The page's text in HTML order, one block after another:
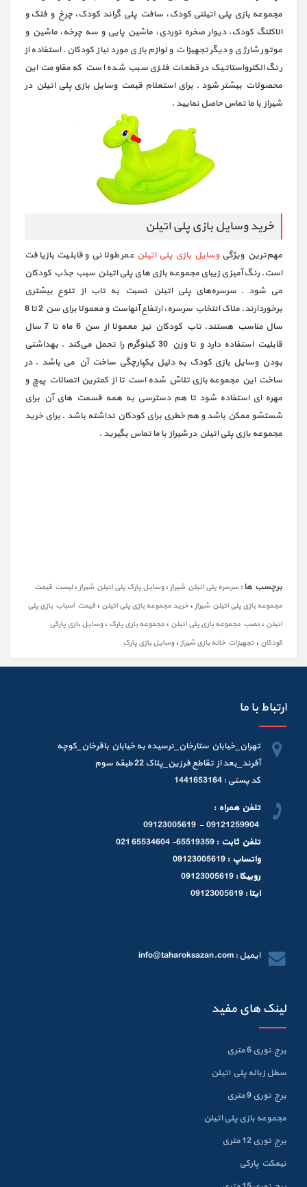
مجموعه بازی پلی اتیلنی کودک، سافت پلی گراند کودک، چرخ و فلک و
الاکلنگ کودک، دیوار صخره نوردی، ماشین پایی و سه چرخه، ماشین و
موتور شارژی و دیگر تجهیزات و لوازم بازی مورد نیاز کودکان. استفاده از
رنگ الکترواستاتیک در قطعات فلزی سبب شده است که مقاومت این
محصولات بیشتر شود . برای استعلام قیمت وسایل بازی پلی اتیلن در
شیراز با ما تماس حاصل نمایید .
خرید وسایل بازی پلی اتیلن
مهم‌ترین ویژگیوسایل بازی پلی اتیلن عمر طولانی و قابلیت بازیافت
است. رنگ آمیزی زیبای مجموعه بازی های پلی اتیلن سبب جذب کودکان
می شود . سرسره‌های پلی اتیلن نسبت به تاب از تنوع بیشتری
برخوردارند. ملاک انتخاب سرسره، ارتفاع آنهاست و معمولا برای سن 2 تا 8
سال مناسب هستند. تاب کودکان نیز معمولا از سن 6 ماه تا 7 سال
قابلیت استفاده دارد و تا وزن 30 کیلوگرم را تحمل می‌کند . بهداشتی
بودن وسایل بازی کودک به دلیل یکپارچگی ساخت آن می باشد . در
ساخت این مجموعه بازی تلاش شده است تا از کمترین اتصالات پیچ و
مهره ای استفاده شود تا هم دسترسی به همه قسمت های آن برای
شستشو ممکن باشد و هم خطری برای کودکان نداشته باشد . برای خرید
مجموعه بازی پلی اتیلن در شیراز با ما تماس بگیرید .
برچسب ها : سرسره پلی اتیلن شیراز،وسایل پارک پلی اتیلن شیراز،لیست قیمت
مجموعه بازی پلی اتیلن شیراز، خرید مجموعه بازی پلی اتیلن ، قیمت اسباب بازی پلی
اتیلن ، نصب مجموعه بازی پلی اتیلن ، مجموعه بازی پارک ،وسایل بازی پارکی
کودکان ، تجهیزات خانه بازی شیراز،وسایل بازی پارک
ارتباط با ما
تهران_خیابان ستارخان_نرسیده به خیابان باقرخان_کوچه
آفرند_بعد از تقاطع فرزین_پلاک 22 طبقه سوم
کد پستی : 1441653164
تلفن همراه :
09121259904 - 09123005619
تلفن ثابت : 65519359- 65534604 021
واتساپ : 09123005619
روبیکا : 09123005619
ایتا : 09123005619
ایمیل : info@taharoksazan.com
لینک های مفید
برج نوری 6 متری
سطل زباله پلي اتيلن
برج نوری 9 متری
مجموعه بازی پلی اتیلن
برج نوری 12 متری
نیمکت پارکی